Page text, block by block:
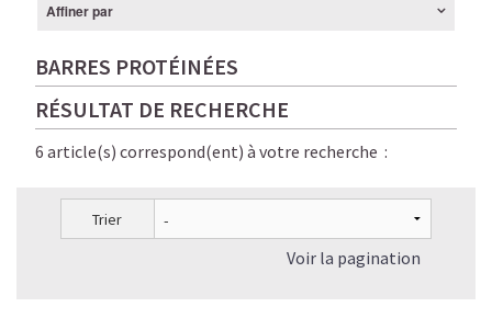
Affiner par
BARRES PROTÉINÉES
RÉSULTAT DE RECHERCHE
6 article(s) correspond(ent) à votre recherche :
Trier
Voir la pagination